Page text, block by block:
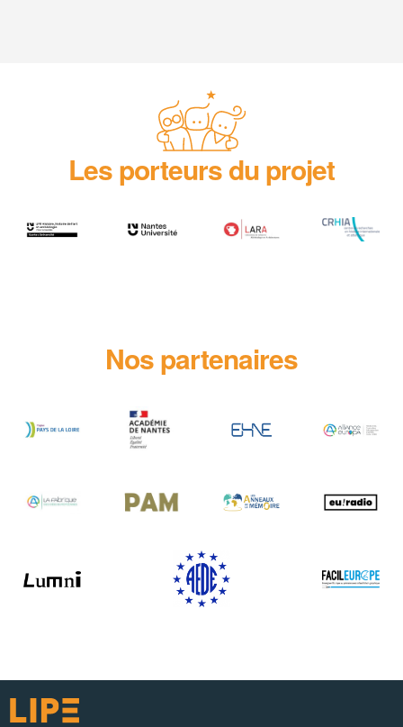
Les porteurs du projet
Nos partenaires